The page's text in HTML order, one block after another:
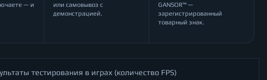
— и
или самовывоз с
демонстрацией.
GANSOR™ —
зарегистрированный
товарный знак.
тестирования в играх (количество FPS)